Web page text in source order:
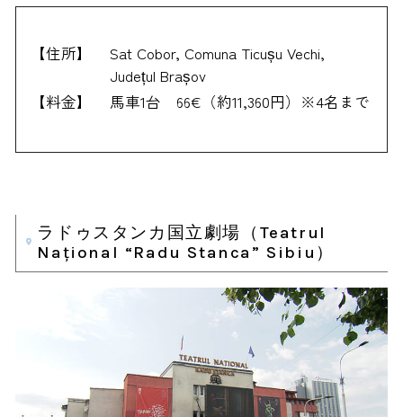
【住所】
Sat Cobor, Comuna Ticușu Vechi,
Județul Brașov
【料金】
馬車1台 66€（約11,360円）※4名まで
ラドゥスタンカ国立劇場（Teatrul
Național “Radu Stanca” Sibiu）